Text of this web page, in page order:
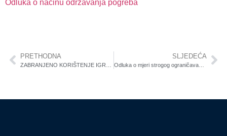
Odluka o načinu održavanja pogreba
PRETHODNA SLJEDEĆA
Odluka o mjeri strogog ograničavanja zadržavanja na ulicama i drugim javnim mjestima